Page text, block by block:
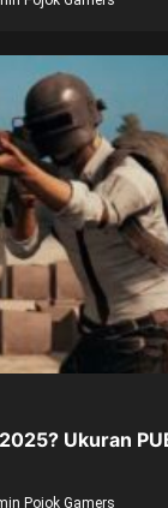
Ukuran
Pojok Gamers